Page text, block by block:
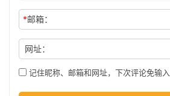
科
技 *邮箱：
网址：
记住昵称、邮箱和网址，下次评论免输入